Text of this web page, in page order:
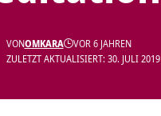
ZULETZT AKTUALISIERT: 30. JULI
VONOMKARA VOR 6 JAHREN